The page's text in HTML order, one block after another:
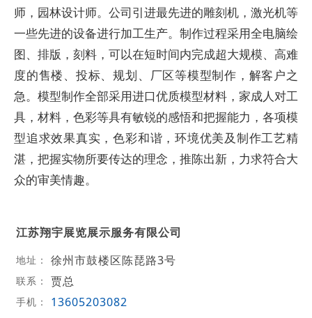
师，园林设计师。公司引进最先进的雕刻机，激光机等
一些先进的设备进行加工生产。制作过程采用全电脑绘
图、排版，刻料，可以在短时间内完成超大规模、高难
度的售楼、投标、规划、厂区等模型制作，解客户之
急。模型制作全部采用进口优质模型材料，家成人对工
具，材料，色彩等具有敏锐的感悟和把握能力，各项模
型追求效果真实，色彩和谐，环境优美及制作工艺精
湛，把握实物所要传达的理念，推陈出新，力求符合大
众的审美情趣。
江苏翔宇展览展示服务有限公司
地址： 徐州市鼓楼区陈琵路3号
联系： 贾总
手机： 13605203082